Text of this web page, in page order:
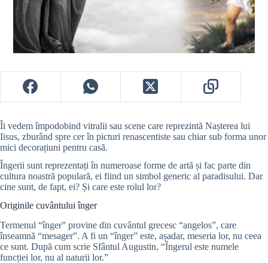
Îi vedem împodobind vitralii sau scene care reprezintă Nașterea lui
Iisus, zburând spre cer în picturi renascentiste sau chiar sub forma unor
mici decorațiuni pentru casă.
Îngerii sunt reprezentați în numeroase forme de artă și fac parte din
cultura noastră populară, ei fiind un simbol generic al paradisului. Dar
cine sunt, de fapt, ei? Și care este rolul lor?
Originile cuvântului înger
Termenul “înger” provine din cuvântul grecesc “angelos”, care
înseamnă “mesager”. A fi un “înger” este, așadar, meseria lor, nu ceea
ce sunt. După cum scrie Sfântul Augustin, “Îngerul este numele
funcției lor, nu al naturii lor.”